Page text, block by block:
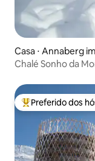
Casa ⋅ Annaberg
Chalé Sonho da
Entre os melhores
Preferido dos